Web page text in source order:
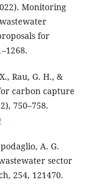
Monitoring
for
Rau, G. H., &
carbon capture
750–758.
A. G.
sector
254, 121470.